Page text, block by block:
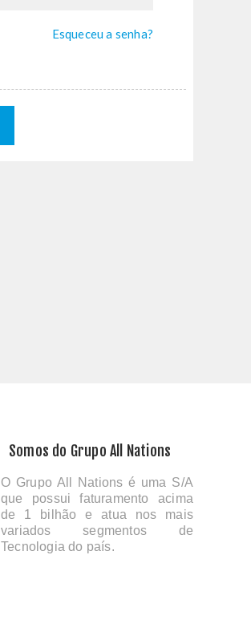
Esqueceu a senha?
Somos do Grupo All Nations
O Grupo All Nations é uma S/A
que possui faturamento acima
de 1 bilhão e atua nos mais
variados segmentos de
Tecnologia do país.